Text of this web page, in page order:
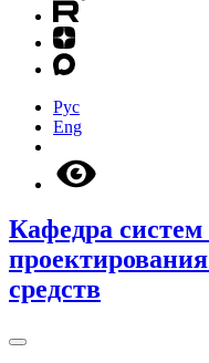
Рус
Eng
Кафедра систем
средств